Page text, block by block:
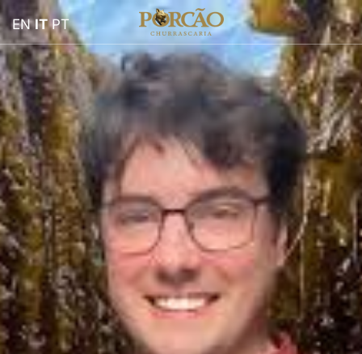
EN IT PT